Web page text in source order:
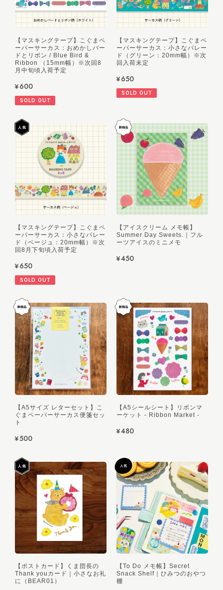
【マスキングテープ】こぐまペ
ーパーサーカス：おめかしバー
ドとリボン / Blue Bird &
Ribbon （15mm幅）※次回8
月中旬頃入荷予定
¥600
SOLD OUT
【マスキングテープ】こぐまペ
ーパーサーカス：小さなパレー
ド（グリーン：20mm幅）※次
回入荷未定
¥650
SOLD OUT
【マスキングテープ】こぐまペ
ーパーサーカス：小さなパレー
ド（ベージュ：20mm幅）※次
回8月下旬頃入荷予定
¥650
SOLD OUT
【アイスクリーム メモ帳】
Summer Day Sweets.｜フル
ーツアイスのミニメモ
¥450
【A5サイズ レターセット】こ
ぐまペーパーサーカス便箋セッ
ト
¥500
【A5シールシート】リボンマ
ーケット - Ribbon Market -
¥480
【ポストカード】くま団長の
Thank youカード｜小さなお礼
に（BEAR01）
【To Do メモ帳】Secret
Snack Shelf｜ひみつのおやつ
棚